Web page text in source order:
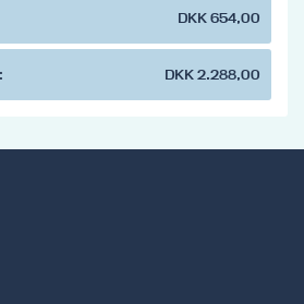
DKK 654,00
DKK 2.288,00